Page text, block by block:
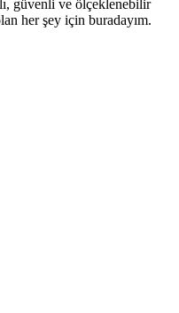
güvenli ve ölçeklenebilir
her şey için buradayım.